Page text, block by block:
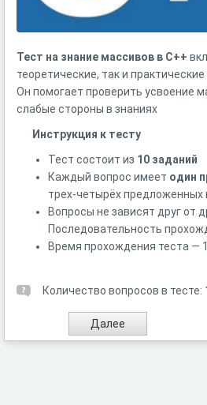
Тест на знание массивов в C++
теоретические, так и
Он помогает проверить усвоение
слабые стороны в знаниях
Инструкция к тесту
Тест состоит из 10 заданий
Каждый вопрос имеет один
трех-четырёх предложенных
Вопросы не зависят друг от
Последовательность
Время прохождения теста —
Количество вопросов в тесте: